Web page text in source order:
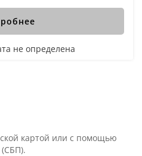
не определена
картой или с помощью